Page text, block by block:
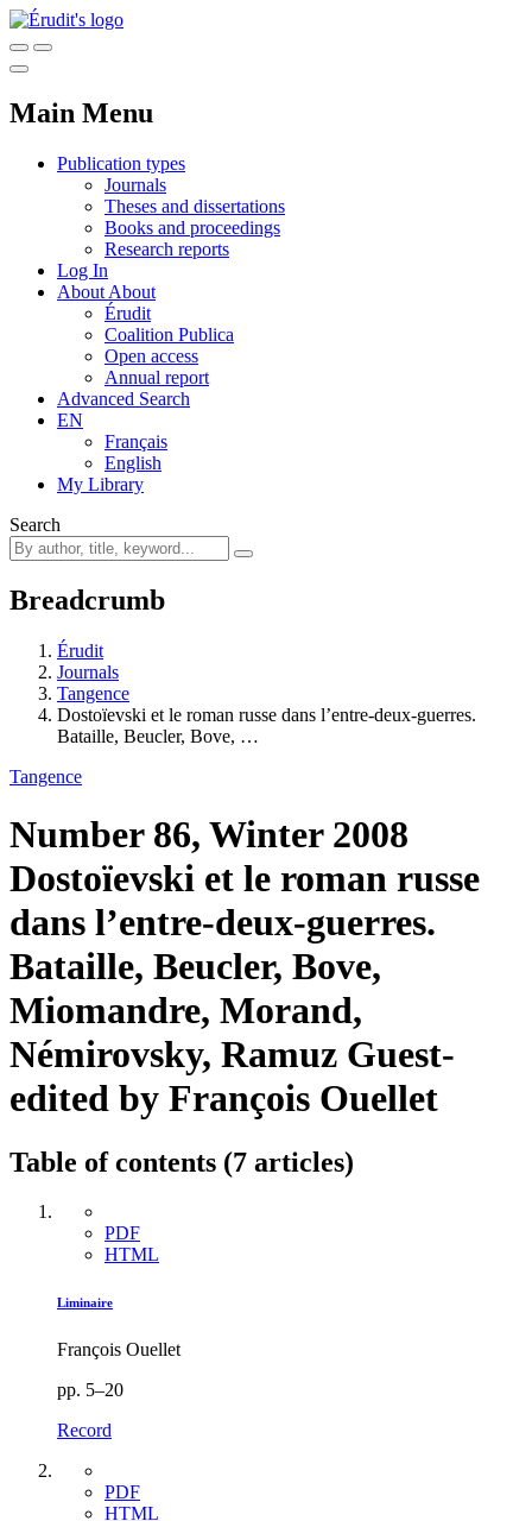
Main Menu
Publication types
Journals
Theses and dissertations
Books and proceedings
Research reports
Log In
About About
Érudit
Coalition Publica
Open access
Annual report
Advanced Search
EN
Français
English
My Library
Search
Breadcrumb
Érudit
Journals
Tangence
Dostoïevski et le roman russe dans l’entre-deux-guerres.
Bataille, Beucler, Bove, …
Tangence
Number 86, Winter 2008
Dostoïevski et le roman russe
dans l’entre-deux-guerres.
Bataille, Beucler, Bove,
Miomandre, Morand,
Némirovsky, Ramuz Guest-
edited by François Ouellet
Table of contents (7 articles)
PDF
HTML
Liminaire
François Ouellet
pp. 5–20
Record
PDF
HTML